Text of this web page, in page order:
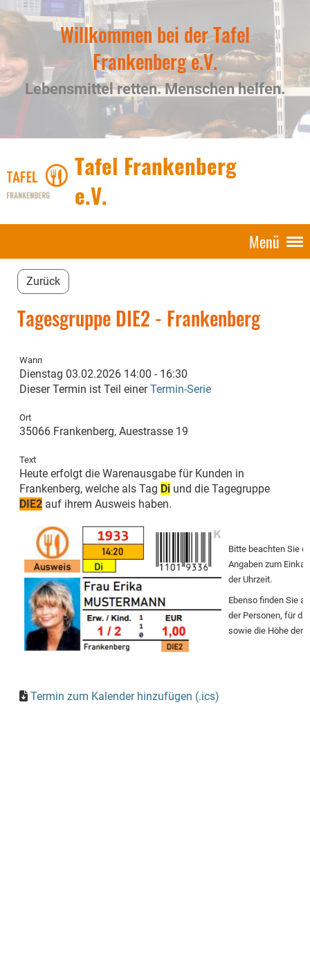
Willkommen bei der Tafel
Frankenberg e.V.
Lebensmittel retten. Menschen helfen.
Tafel Frankenberg
e.V.
Menü
Zurück
Tagesgruppe DIE2 - Frankenberg
Wann
Dienstag 03.02.2026 14:00 - 16:30
Dieser Termin ist Teil einerTermin-Serie
Ort
35066 Frankenberg, Auestrasse 19
Text
Heute erfolgt die Warenausgabe für Kunden in
Frankenberg, welche als Tag Di und die Tagegruppe
DIE2 auf ihrem Ausweis haben.
Bitte beachten Sie
Angaben zum
der Uhrzeit.
Ebenso finden Sie
der Personen, für
sowie die Höhe der
Termin zum Kalender hinzufügen (.ics)